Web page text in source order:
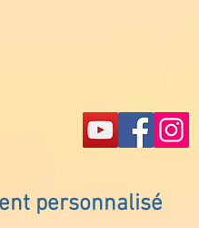
personnalisé